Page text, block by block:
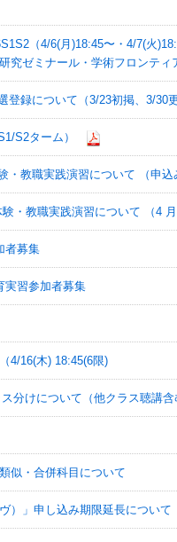
（4/6(月)18:45〜・4/7(火
究ゼミナール・学術フロンティ
登録について（3/23初掲、3/30
S2ターム）
・教職実践演習について （申込
・教職実践演習について （4 月
者募集
実習参加者募集
4/16(木) 18:45(6限)
分けについて（他クラス聴講含
似・合併科目について
）」申し込み期限延長について